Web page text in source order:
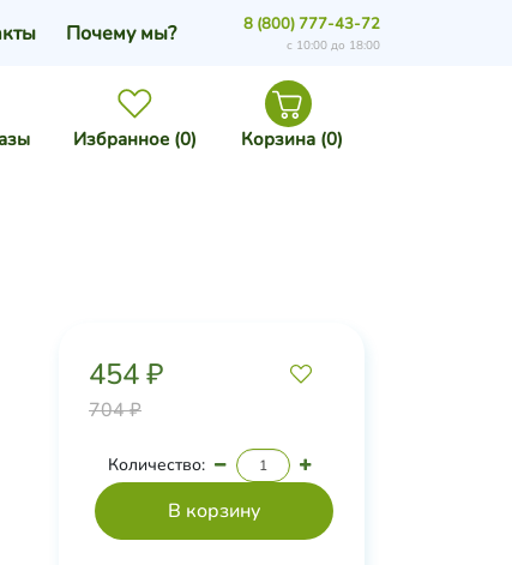
Избранное (0) Корзина (0)
Почему мы? 8 (800) 777-43-72
с 10:00 до 18:00
454 ₽
704 ₽
Количество: